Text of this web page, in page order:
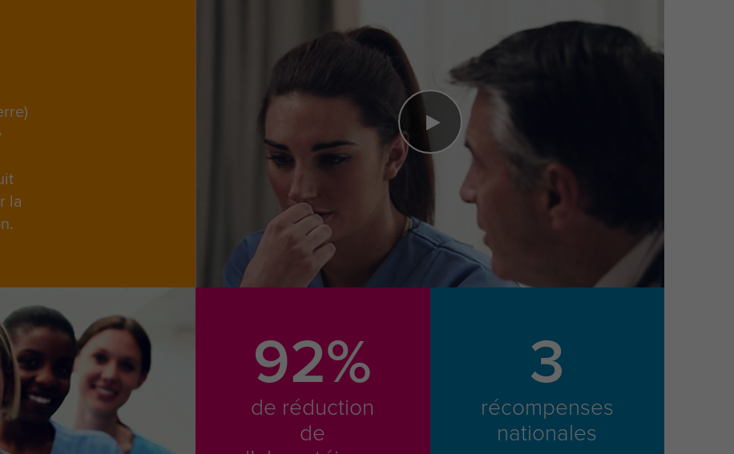
la
92%
de réduction
de
3
récompenses
nationales